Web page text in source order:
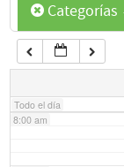
Categorías
Todo el día
6:00 am
7:00 am
8:00 am